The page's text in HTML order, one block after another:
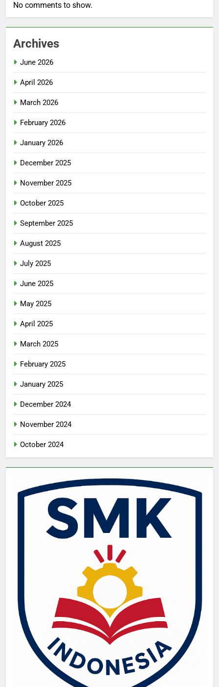
No comments to show.
Archives
June 2026
April 2026
March 2026
February 2026
January 2026
December 2025
November 2025
October 2025
September 2025
August 2025
July 2025
June 2025
May 2025
April 2025
March 2025
February 2025
January 2025
December 2024
November 2024
October 2024